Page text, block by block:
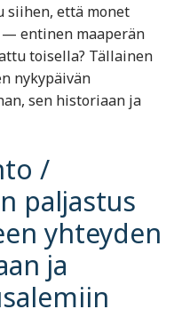
että monet
entinen maaperän
toisella? Tällainen
nykypäivän
sen historiaan ja
/
paljastus
yhteyden
ja